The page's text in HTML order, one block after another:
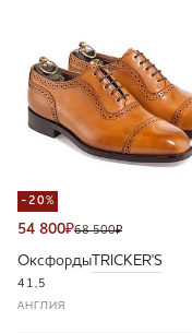
-20%
54 800₽68 500₽
Оксфорды TRICKER'S
41,5
АНГЛИЯ